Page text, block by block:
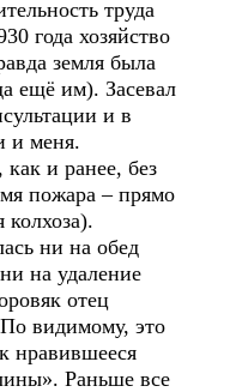
труда
года хозяйство
земля была
ещё им). Засевал
и в
и меня.
и ранее, без
пожара – прямо
колхоза).
ни на обед
на удаление
отец
По видимому, это
нравившееся
Раньше все